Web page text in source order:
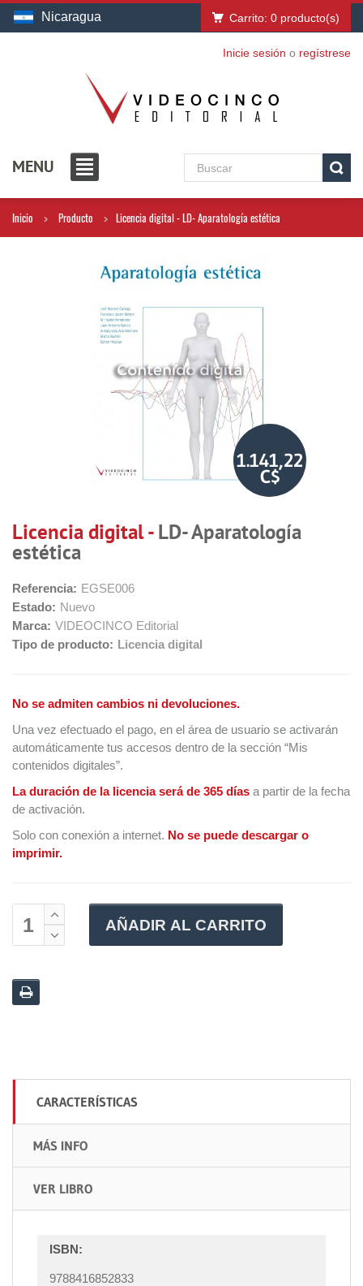
Nicaragua Carrito: 0 producto(s)
Inicie sesión o regístrese
MENU
Inicio Producto Licencia digital - LD- Aparatología estética
1.141,22
C$
Licencia digital -LD- Aparatología
estética
Referencia: EGSE006
Estado: Nuevo
Marca: VIDEOCINCO Editorial
Tipo de producto: Licencia digital
No se admiten cambios ni devoluciones.
Una vez efectuado el pago, en el área de usuario se activarán
automáticamente tus accesos dentro de la sección “Mis
contenidos digitales”.
La duración de la licencia será de 365 días a partir de la fecha
de activación.
Solo con conexión a internet. No se puede descargar o
imprimir.
AÑADIR AL CARRITO
CARACTERÍSTICAS
MÁS INFO
VER LIBRO
ISBN:
9788416852833